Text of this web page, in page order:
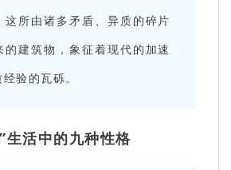
这所由诸多矛盾、异质的碎片
的建筑物，象征着现代的加速
验的瓦砾。
生活中的九种性格